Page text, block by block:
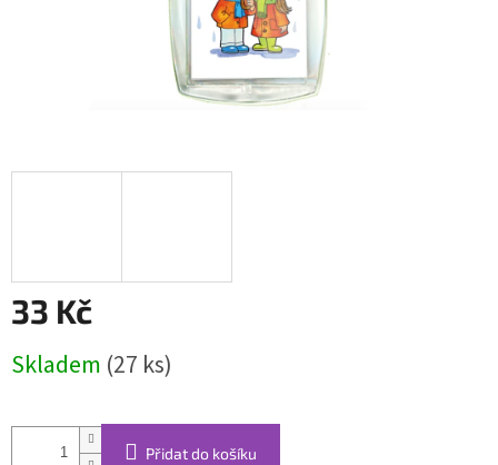
33 Kč
cena:
Skladem (27 ks)
Přidat do košíku